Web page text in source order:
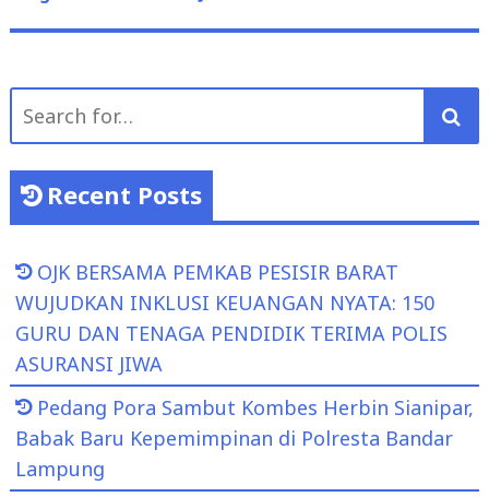
Search
Recent Posts
OJK BERSAMA PEMKAB PESISIR BARAT
WUJUDKAN INKLUSI KEUANGAN NYATA: 150
GURU DAN TENAGA PENDIDIK TERIMA POLIS
ASURANSI JIWA
Pedang Pora Sambut Kombes Herbin Sianipar,
Babak Baru Kepemimpinan di Polresta Bandar
Lampung